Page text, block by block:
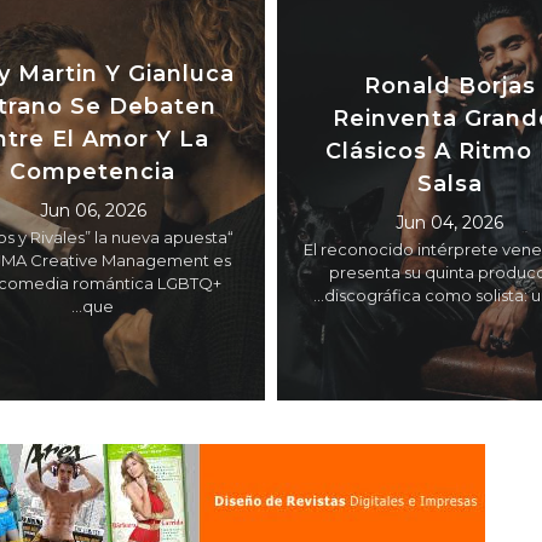
Bandera Conquista
Venezuela
Jun 19, 2026
El dúo de balada pop más
de la música en español
la vigencia de su idilio con
Read More
Willy Martin Y
Mitrano Se
Entre El Amor Y
Competencia
Jun 06, 2026
“Vecinos y Rivales” la nueva
de LUMA Creative
una comedia romántica
que...
Read More